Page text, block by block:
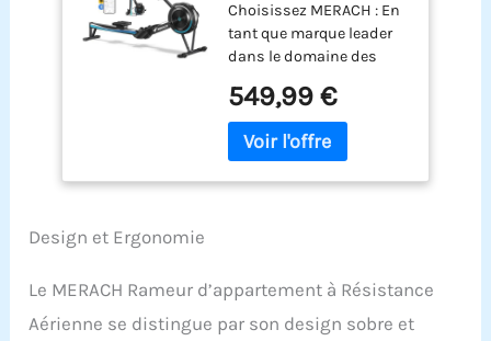
Aérienne, 10 Niveaux
Réglables avec APP
Exclusive, Rameur
Professionnel
Musculation pour
Intérieur, Siège
Ergonomique
Confortable,
Choisissez MERACH : En
tant que marque leader
dans le domaine des
domicile, MERACH a servi
plus de 10 000 000 de
foyers dans le monde et
nous sommes
deviendra votre
549,99 €
Design et Ergonomie
Le MERACH Rameur d’appartement à Résistance
Aérienne se distingue par son design sobre et